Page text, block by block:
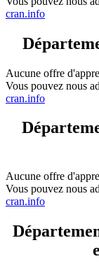
cran.info
Aucune offre
Vous pouvez nous
cran.info
Aucune offre
Vous pouvez nous
cran.info